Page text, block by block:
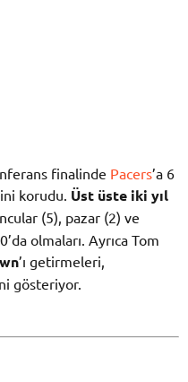
finalinde Pacers’a 6
korudu. Üst üste iki yıl
(5), pazar (2) ve
olmaları. Ayrıca Tom
’ı getirmeleri,
gösteriyor.